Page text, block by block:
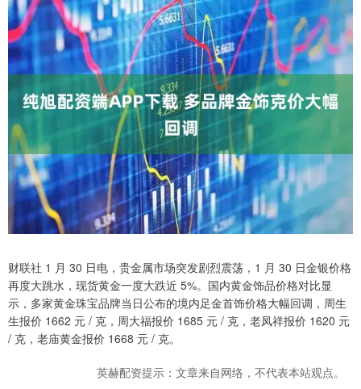
财联社 1 月 30 日电，贵金属市场突发剧烈震荡，1 月 30 日金银价格
再度大跳水，现货黄金一度大跌近 5%。国内黄金饰品价格对比显
示，多家黄金珠宝品牌当日公布的境内足金首饰价格大幅回调，周生
生报价 1662 元 / 克，周大福报价 1685 元 / 克，老凤祥报价 1620 元
/ 克，老庙黄金报价 1668 元 / 克。
英赫配资提示：文章来自网络，不代表本站观点。